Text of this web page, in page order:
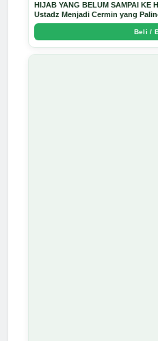
HIJAB YANG BELUM SAMPAI KE
Ustadz Menjadi Cermin yang
Beli /